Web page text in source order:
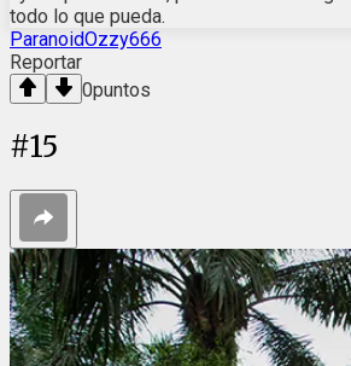
todo lo que pueda.
ParanoidOzzy666
Reportar
0puntos
#15